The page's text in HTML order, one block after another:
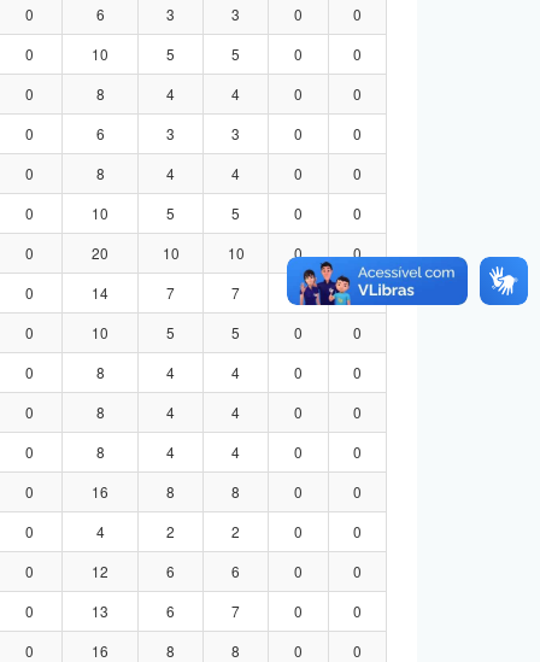
0 6 3 3 0
0
0 10 5 5 0
0
0 8 4 4 0
0
0 6 3 3 0
0
0 8 4 4 0
0
0 10 5 5 0
0
0 20 10 10 0
0
0 14 7 7 0
0
0 10 5 5 0
0
0 8 4 4 0
0
0 8 4 4 0
0
0 8 4 4 0
0
0 16 8 8 0
0
0 4 2 2 0
0
0 12 6 6 0
0
0 13 6 7 0
0
0 16 8 8 0
0